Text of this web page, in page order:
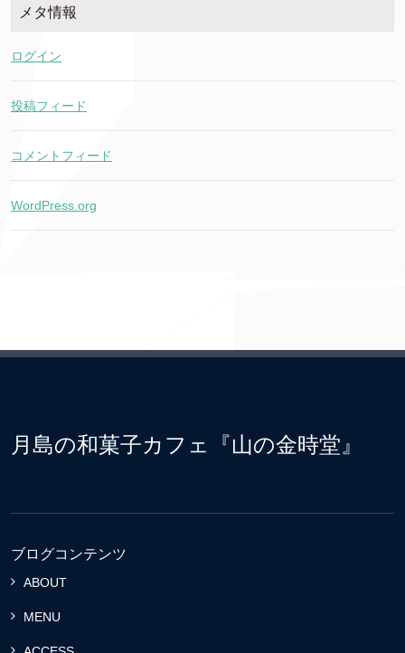
メタ情報
ログイン
投稿フィード
コメントフィード
WordPress.org
月島の和菓子カフェ『山の金時堂』
ブログコンテンツ
ABOUT
MENU